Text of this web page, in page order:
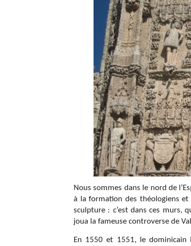
Nous sommes dans le nord de
à la formation des théologiens
sculpture : c’est dans ces murs,
joua la fameuse controverse de
En 1550 et 1551, le dominicain